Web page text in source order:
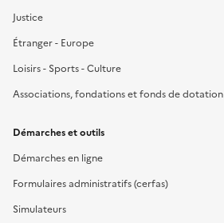
Justice
Étranger - Europe
Loisirs - Sports - Culture
Associations, fondations et fonds de dotation
Démarches et outils
Démarches en ligne
Formulaires administratifs (cerfas)
Simulateurs